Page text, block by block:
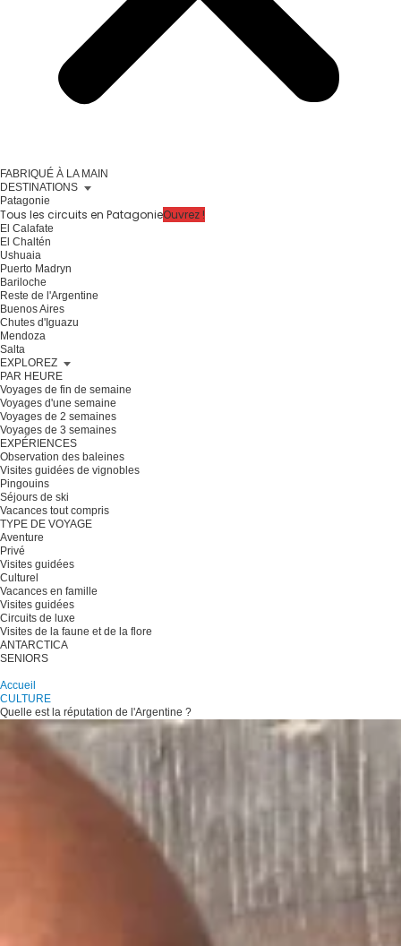
FABRIQUÉ À LA MAIN
DESTINATIONS
Patagonie
Tous les circuits en PatagonieOuvrez !
El Calafate
El Chaltén
Ushuaia
Puerto Madryn
Bariloche
Reste de l'Argentine
Buenos Aires
Chutes d'Iguazu
Mendoza
Salta
EXPLOREZ
PAR HEURE
Voyages de fin de semaine
Voyages d'une semaine
Voyages de 2 semaines
Voyages de 3 semaines
EXPÉRIENCES
Observation des baleines
Visites guidées de vignobles
Pingouins
Séjours de ski
Vacances tout compris
TYPE DE VOYAGE
Aventure
Privé
Visites guidées
Culturel
Vacances en famille
Visites guidées
Circuits de luxe
Visites de la faune et de la flore
ANTARCTICA
SENIORS
Accueil
CULTURE
Quelle est la réputation de l'Argentine ?